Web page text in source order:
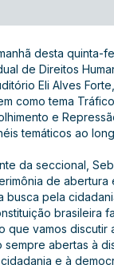
desta quinta-
de Direitos
Eli Alves
como tema
e
temáticos ao
da seccional,
de abertura
busca pela
brasileira
que vamos discutir
sempre abertas à
e à